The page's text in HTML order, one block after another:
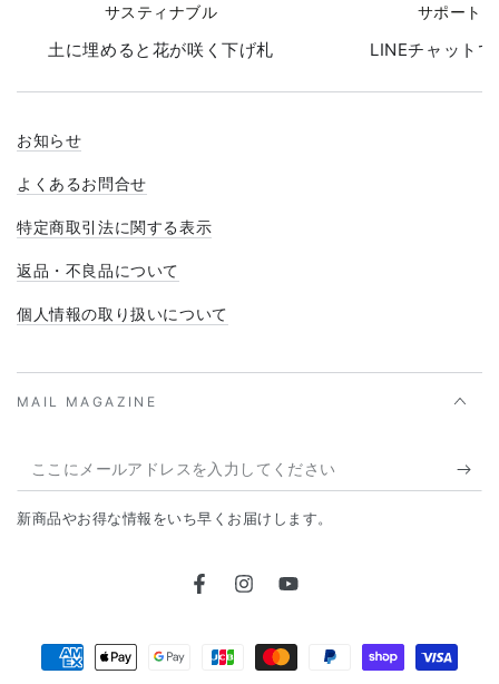
サスティナブル
土に埋めると花が咲く下げ札
サポート
LINEチャット
お知らせ
よくあるお問合せ
特定商取引法に関する表示
返品・不良品について
個人情報の取り扱いについて
MAIL MAGAZINE
こ
こ
に
新商品やお得な情報をいち早くお届けします。
FacebookInstagramYouTube